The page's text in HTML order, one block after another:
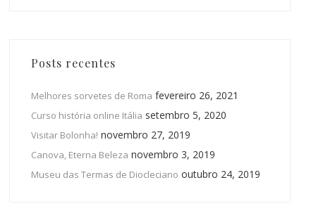
Posts recentes
Melhores sorvetes de Roma fevereiro 26, 2021
Curso história online Itália setembro 5, 2020
Visitar Bolonha! novembro 27, 2019
Canova, Eterna Beleza novembro 3, 2019
Museu das Termas de Diocleciano outubro 24, 2019